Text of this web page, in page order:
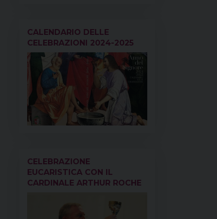
CALENDARIO DELLE
CELEBRAZIONI 2024-2025
CELEBRAZIONE
EUCARISTICA CON IL
CARDINALE ARTHUR ROCHE